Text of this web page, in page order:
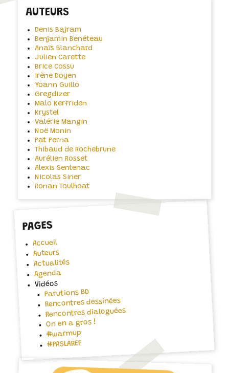
AUTEURS
Denis Bajram
Benjamin Benéteau
Anaïs Blanchard
Julien Carette
Brice Cossu
Irène Doyen
Yoann Guillo
Gregdizer
Malo Kerfriden
Krystel
Valérie Mangin
Noë Monin
Pat Perna
Thibaud de Rochebrune
Aurélien Rosset
Alexis Sentenac
Nicolas Siner
Ronan Toulhoat
PAGES
Accueil
Auteurs
Actualités
Agenda
Vidéos
Parutions BD
Rencontres dessinées
Rencontres dialoguées
On en a gros !
#warmup
#PASLAREF